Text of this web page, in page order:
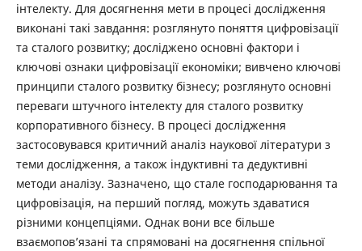
інтелекту. Для досягнення мети в процесі дослідження
виконані такі завдання: розглянуто поняття цифровізації
та сталого розвитку; досліджено основні фактори і
ключові ознаки цифровізації економіки; вивчено ключові
принципи сталого розвитку бізнесу; розглянуто основні
переваги штучного інтелекту для сталого розвитку
корпоративного бізнесу. В процесі дослідження
застосовувався критичний аналіз наукової літератури з
теми дослідження, а також індуктивні та дедуктивні
методи аналізу. Зазначено, що стале господарювання та
цифровізація, на перший погляд, можуть здаватися
різними концепціями. Однак вони все більше
взаємопов’язані та спрямовані на досягнення спільної